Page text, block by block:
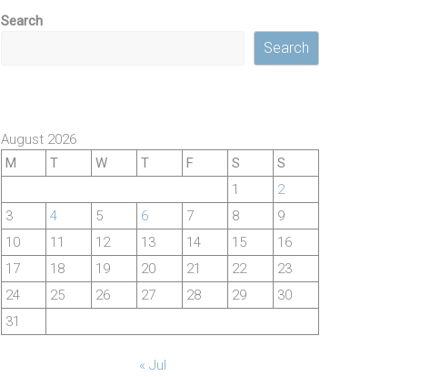
Search
Search
August 2026
M
T W T F S
S
1
2
3
4 5 6 7 8
9
10
11 12 13 14 15
16
17
18 19 20 21 22
23
24
25 26 27 28 29
30
31
« Jul